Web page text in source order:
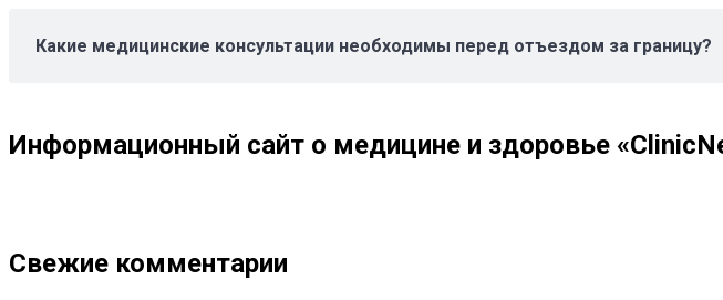
Какие медицинские консультации необходимы перед отъездом за границу?
Информационный сайт о медицине и здоровье
Свежие комментарии